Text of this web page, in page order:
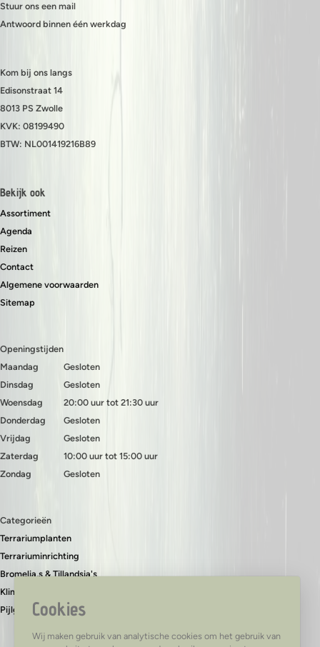
Cookies
Wij maken gebruik van analytische cookies om het gebruik van
Stuur ons een mail
Antwoord binnen één werkdag
Kom bij ons langs
Edisonstraat 14
8013 PS Zwolle
KVK: 08199490
BTW: NL001419216B89
Bekijk ook
Assortiment
Agenda
Reizen
Contact
Algemene voorwaarden
Sitemap
Openingstijden
Maandag
Dinsdag
Woensdag
Donderdag
Vrijdag
Zaterdag
Zondag
Gesloten
Gesloten
20:00 uur tot 21:30 uur
Gesloten
Gesloten
10:00 uur tot 15:00 uur
Gesloten
Categorieën
Terrariumplanten
Terrariuminrichting
Bromelia,s & Tillandsia's
Klimplanten & bodembedekkers
Pijlgifkikkers